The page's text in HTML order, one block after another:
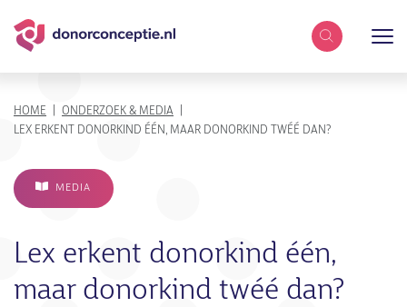
Zoekterm
KRUIMELPAD
HOME
ONDERZOEK & MEDIA
LEX ERKENT DONORKIND ÉÉN, MAAR DONORKIND TWÉÉ DAN?
MEDIA
Lex erkent donorkind één,
maar donorkind twéé dan?